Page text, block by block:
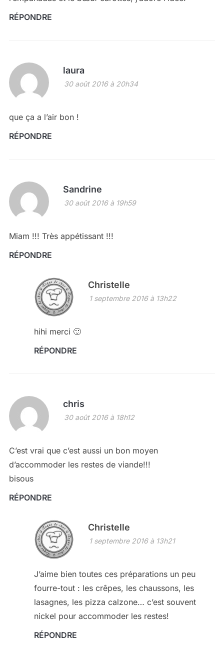
RÉPONDRE
laura
30 août 2016 à 20h34
que ça a l’air bon !
RÉPONDRE
Sandrine
30 août 2016 à 19h59
Miam !!! Très appétissant !!!
RÉPONDRE
Christelle
1 septembre 2016 à 13h22
hihi merci 🙂
RÉPONDRE
chris
30 août 2016 à 18h12
C’est vrai que c’est aussi un bon moyen
d’accommoder les restes de viande!!!
bisous
RÉPONDRE
Christelle
1 septembre 2016 à 13h21
J’aime bien toutes ces préparations un peu
fourre-tout : les crêpes, les chaussons, les
lasagnes, les pizza calzone… c’est souvent
nickel pour accommoder les restes!
RÉPONDRE